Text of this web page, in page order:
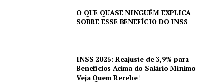
O QUE QUASE NINGUÉM EXPLICA
SOBRE ESSE BENEFÍCIO DO INSS
INSS 2026: Reajuste de 3,9% para
Benefícios Acima do Salário Mínimo –
Veja Quem Recebe!